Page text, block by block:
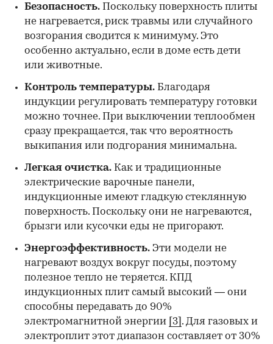
Безопасность. Поскольку поверхность плиты
не нагревается, риск травмы или случайного
возгорания сводится к минимуму. Это
особенно актуально, если в доме есть дети
или животные.
Контроль температуры. Благодаря
индукции регулировать температуру готовки
можно точнее. При выключении теплообмен
сразу прекращается, так что вероятность
выкипания или подгорания минимальна.
Легкая очистка. Как и традиционные
электрические варочные панели,
индукционные имеют гладкую стеклянную
поверхность. Поскольку они не нагреваются,
брызги или кусочки еды не пригорают.
Энергоэффективность. Эти модели не
нагревают воздух вокруг посуды, поэтому
полезное тепло не теряется. КПД
индукционных плит самый высокий — они
способны передавать до 90%
электромагнитной энергии
[3] . Для газовых и
электроплит этот диапазон составляет от 30%